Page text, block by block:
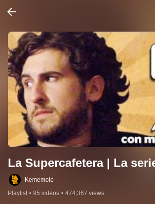
La Supercafetera | La
Kememole
Playlist • 95 videos • 474,367 views